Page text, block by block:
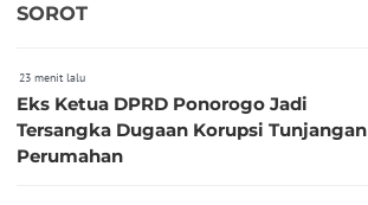
SOROT
23 menit lalu
Eks Ketua DPRD Ponorogo Jadi
Tersangka Dugaan Korupsi Tunjangan
Perumahan